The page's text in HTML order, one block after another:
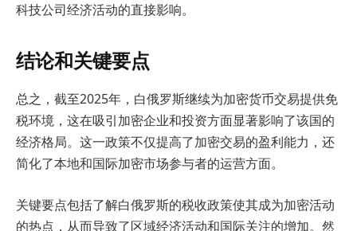
科技公司经济活动的直接影响。
结论和关键要点
总之，截至2025年，白俄罗斯继续为加密货币交易提供免
税环境，这在吸引加密企业和投资方面显著影响了该国的
经济格局。这一政策不仅提高了加密交易的盈利能力，还
简化了本地和国际加密市场参与者的运营方面。
关键要点包括了解白俄罗斯的税收政策使其成为加密活动
的热点，从而导致了区域经济活动和国际关注的增加。然